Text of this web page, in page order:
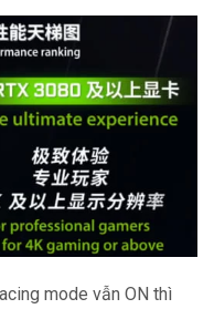
mode vẫn ON thì